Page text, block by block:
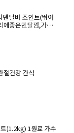
덴탈바 조인트(뛰어
에좋은덴탈껌,가수
절건강 간식
(1.2kg) 1원료 가수